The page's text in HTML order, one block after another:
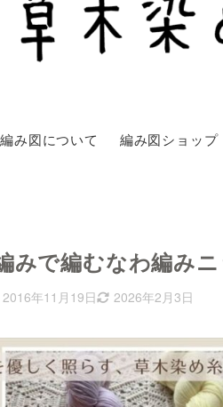
編み図について 編み図ショップ
みで編むなわ編み
2016年11月19日 2026年2月3日